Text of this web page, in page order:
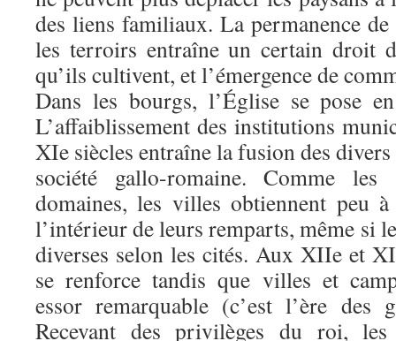
des liens familiaux. La permanence
les terroirs entraîne un certain droit
qu’ils cultivent, et l’émergence de
Dans les bourgs, l’Église se pose
L’affaiblissement des institutions
XIe siècles entraîne la fusion des divers
société gallo-romaine. Comme les
domaines, les villes obtiennent peu
l’intérieur de leurs remparts, même si
diverses selon les cités. Aux XIIe et
se renforce tandis que villes et
essor remarquable (c’est l’ère des
Recevant des privilèges du roi,